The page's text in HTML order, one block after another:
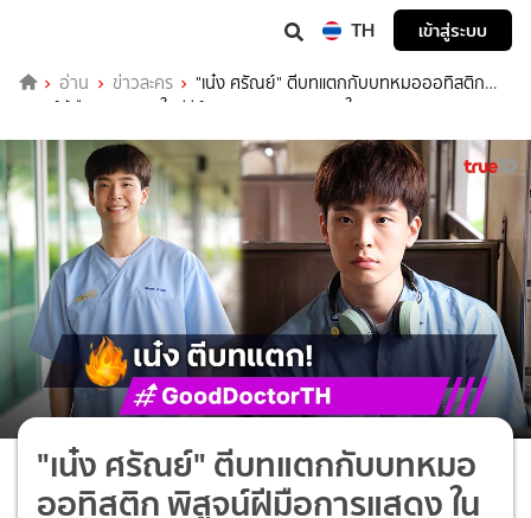
TH เข้าสู่ระบบ
อ่าน ข่าวละคร
"เน๋ง ศรัณย์" ตีบทแตกกับบทหมอออทิสติก
พิสูจน์ฝีมือการแสดง ในซีรีส์ "Good Doctor หมอใจพิเศษ"
"เน๋ง ศรัณย์" ตีบทแตกกับบทหมอ
ออทิสติก พิสูจน์ฝีมือการแสดง ใน